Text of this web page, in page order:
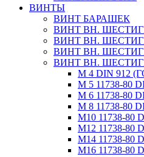
ВИНТЫ
ВИНТ БАРАШЕК
ВИНТ ВН.
ВИНТ ВН.
ВИНТ ВН.
ВИНТ ВН.
М 4 DIN 912
М 5 11738-80
М 6 11738-80
М 8 11738-80
М10 11738-80
М12 11738-80
М14 11738-80
М16 11738-80